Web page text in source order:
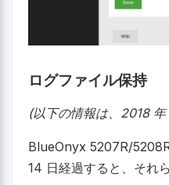
ログファイル保持
(以下の情報は、2018
BlueOnyx 5207R/
14 日経過すると、それ